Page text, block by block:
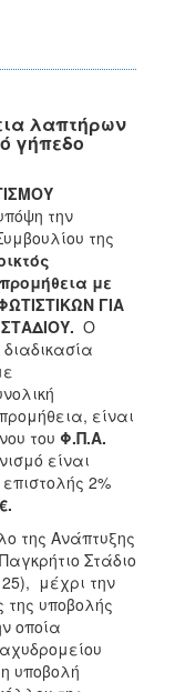
λαπτήρων
γήπεδο
την
της
με
ΓΙΑ
Ο
είναι
του Φ.Π.Α.
είναι
2%
της Ανάπτυξης
Στάδιο
μέχρι την
υποβολής
οποία
υποβολή